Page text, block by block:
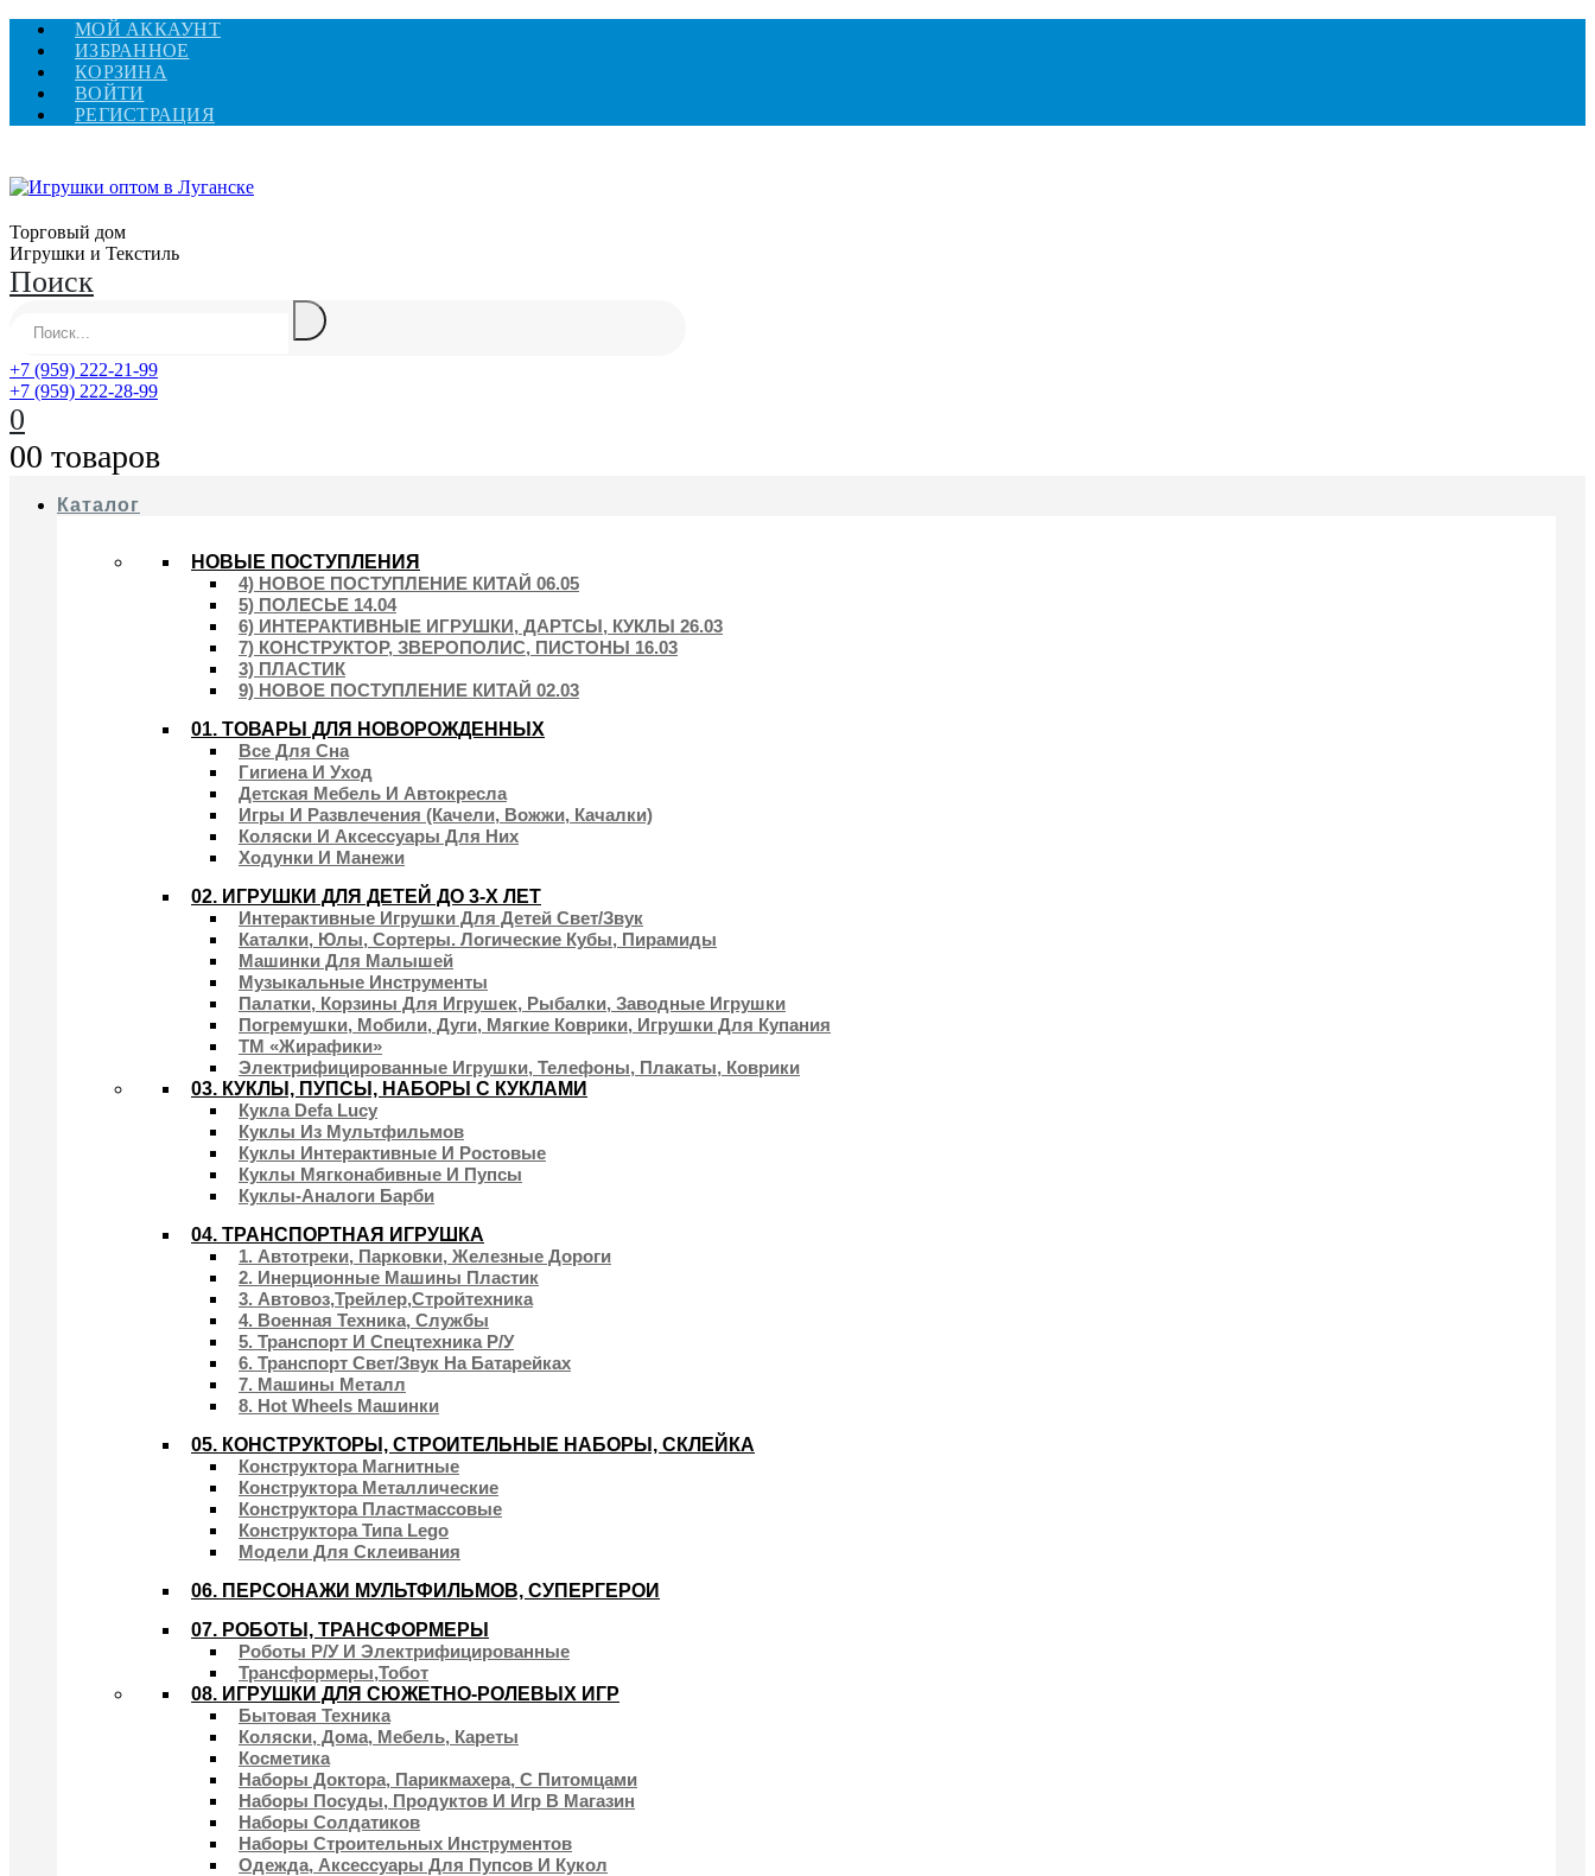
МОЙ АККАУНТ
ИЗБРАННОЕ
КОРЗИНА
ВОЙТИ
РЕГИСТРАЦИЯ
Торговый дом
Игрушки и Текстиль
Поиск
+7 (959) 222-21-99
+7 (959) 222-28-99
0
00 товаров
Каталог
НОВЫЕ ПОСТУПЛЕНИЯ
4) НОВОЕ ПОСТУПЛЕНИЕ КИТАЙ 06.05
5) ПОЛЕСЬЕ 14.04
6) ИНТЕРАКТИВНЫЕ ИГРУШКИ, ДАРТСЫ, КУКЛЫ 26.03
7) КОНСТРУКТОР, ЗВЕРОПОЛИС, ПИСТОНЫ 16.03
3) ПЛАСТИК
9) НОВОЕ ПОСТУПЛЕНИЕ КИТАЙ 02.03
01. ТОВАРЫ ДЛЯ НОВОРОЖДЕННЫХ
Все Для Сна
Гигиена И Уход
Детская Мебель И Автокресла
Игры И Развлечения (качели, Вожжи, Качалки)
Коляски И Аксессуары Для Них
Ходунки И Манежи
02. ИГРУШКИ ДЛЯ ДЕТЕЙ ДО 3-Х ЛЕТ
Интерактивные Игрушки Для Детей Свет/звук
Каталки, Юлы, Сортеры. Логические Кубы, Пирамиды
Машинки Для Малышей
Музыкальные Инструменты
Палатки, Корзины Для Игрушек, Рыбалки, Заводные Игрушки
Погремушки, Мобили, Дуги, Мягкие Коврики, Игрушки Для Купания
ТМ «Жирафики»
Электрифицированные Игрушки, Телефоны, Плакаты, Коврики
03. КУКЛЫ, ПУПСЫ, НАБОРЫ С КУКЛАМИ
Кукла Defa Lucy
Куклы Из Мультфильмов
Куклы Интерактивные И Ростовые
Куклы Мягконабивные И Пупсы
Куклы-Аналоги Барби
04. ТРАНСПОРТНАЯ ИГРУШКА
1. Автотреки, Парковки, Железные Дороги
2. Инерционные Машины Пластик
3. Автовоз,трейлер,стройтехника
4. Военная Техника, Службы
5. Транспорт И Спецтехника Р/у
6. Транспорт Свет/звук На Батарейках
7. Машины Металл
8. Hot Wheels Машинки
05. КОНСТРУКТОРЫ, СТРОИТЕЛЬНЫЕ НАБОРЫ, СКЛЕЙКА
Конструктора Магнитные
Конструктора Металлические
Конструктора Пластмассовые
Конструктора Типа Lego
Модели Для Склеивания
06. ПЕРСОНАЖИ МУЛЬТФИЛЬМОВ, СУПЕРГЕРОИ
07. РОБОТЫ, ТРАНСФОРМЕРЫ
Роботы Р/у И Электрифицированные
Трансформеры,тобот
08. ИГРУШКИ ДЛЯ СЮЖЕТНО-РОЛЕВЫХ ИГР
Бытовая Техника
Коляски, Дома, Мебель, Кареты
Косметика
Наборы Доктора, Парикмахера, С Питомцами
Наборы Посуды, Продуктов И Игр В Магазин
Наборы Солдатиков
Наборы Строительных Инструментов
Одежда, Аксессуары Для Пупсов И Кукол